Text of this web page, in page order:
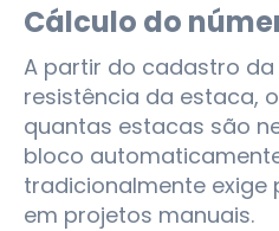
Cálculo do
A partir do cadastro
resistência da estaca,
quantas estacas são
bloco
tradicionalmente exige
em projetos manuais.